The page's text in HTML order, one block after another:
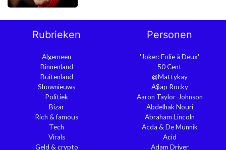
Rubrieken
Algemeen
Binnenland
Buitenland
Shownieuws
Politiek
Bizar
Rich & famous
Tech
Virals
Geld & crypto
Personen
'Joker: Folie à Deux'
50 Cent
@Mattykay
A$ap Rocky
Aaron Taylor-Johnson
Abdelhak Nouri
Abraham Lincoln
Acda & De Munnik
Acid
Adam Driver